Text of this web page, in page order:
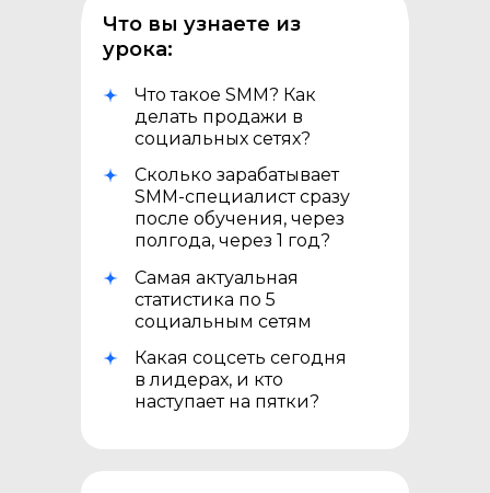
Что вы узнаете из
урока:
Что такое SMM? Как
делать продажи в
социальных сетях?
Сколько зарабатывает
SMM-специалист сразу
после обучения, через
полгода, через 1 год?
Самая актуальная
статистика по 5
социальным сетям
Какая соцсеть сегодня
в лидерах, и кто
наступает на пятки?